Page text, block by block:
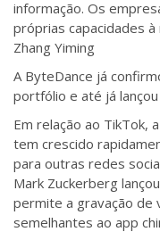
informação. Os
próprias capacidades
Zhang Yiming
A ByteDance já
portfólio e até já
Em relação ao TikTok,
tem crescido
para outras redes
Mark Zuckerberg
permite a gravação de
semelhantes ao app